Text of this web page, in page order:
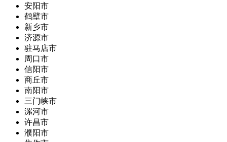
安阳市
鹤壁市
新乡市
济源市
驻马店市
周口市
信阳市
商丘市
南阳市
三门峡市
漯河市
许昌市
濮阳市